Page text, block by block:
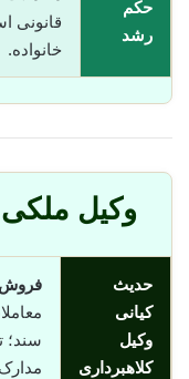
حکم
رشد
قانونی
خانواده.
وکیل
حدیث
کیانی
وکیل
کلاهبرداری
فروش
سند؛